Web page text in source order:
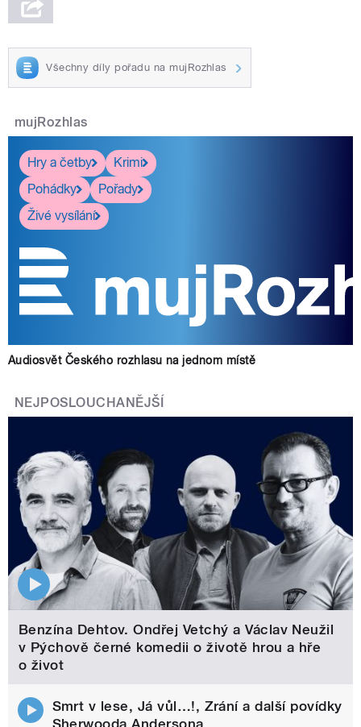
Všechny díly pořadu na mujRozhlas
mujRozhlas
Hry a četby
Krimi
Pohádky
Pořady
Živé vysílání
Audiosvět Českého rozhlasu na jednom místě
NEJPOSLOUCHANĚJŠÍ
Benzína Dehtov. Ondřej Vetchý a Václav Neužil
v Pýchově černé komedii o životě hrou a hře
o život
Smrt v lese, Já vůl…!, Zrání a další povídky
Sherwooda Andersona